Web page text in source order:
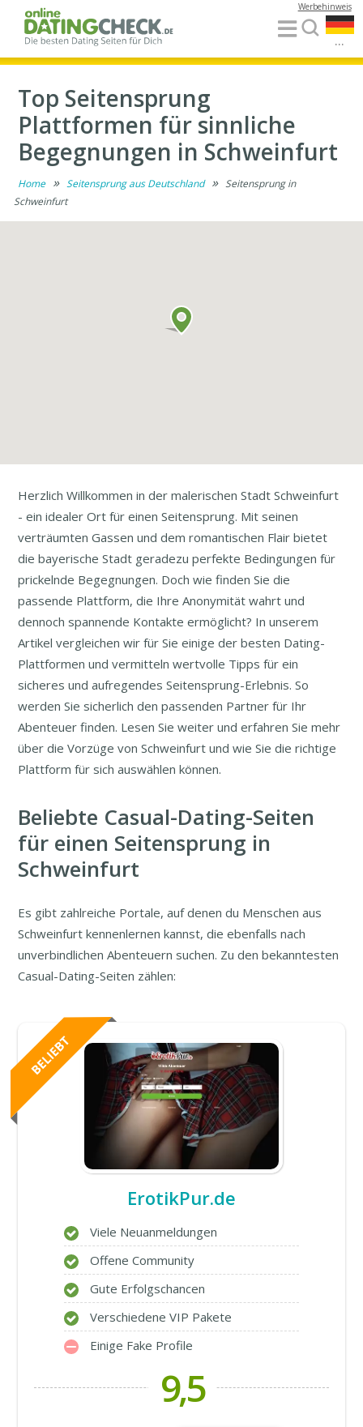
...
Werbehinweis
Top Seitensprung
Plattformen für sinnliche
Begegnungen in Schweinfurt
Home » Seitensprung aus Deutschland » Seitensprung in
Schweinfurt
Herzlich Willkommen in der malerischen Stadt Schweinfurt
- ein idealer Ort für einen Seitensprung. Mit seinen
verträumten Gassen und dem romantischen Flair bietet
die bayerische Stadt geradezu perfekte Bedingungen für
prickelnde Begegnungen. Doch wie finden Sie die
passende Plattform, die Ihre Anonymität wahrt und
dennoch spannende Kontakte ermöglicht? In unserem
Artikel vergleichen wir für Sie einige der besten Dating-
Plattformen und vermitteln wertvolle Tipps für ein
sicheres und aufregendes Seitensprung-Erlebnis. So
werden Sie sicherlich den passenden Partner für Ihr
Abenteuer finden. Lesen Sie weiter und erfahren Sie mehr
über die Vorzüge von Schweinfurt und wie Sie die richtige
Plattform für sich auswählen können.
Beliebte Casual-Dating-Seiten
für einen Seitensprung in
Schweinfurt
Es gibt zahlreiche Portale, auf denen du Menschen aus
Schweinfurt kennenlernen kannst, die ebenfalls nach
unverbindlichen Abenteuern suchen. Zu den bekanntesten
Casual-Dating-Seiten zählen:
ErotikPur.de
Viele Neuanmeldungen
Offene Community
Gute Erfolgschancen
Verschiedene VIP Pakete
Einige Fake Profile
9,5